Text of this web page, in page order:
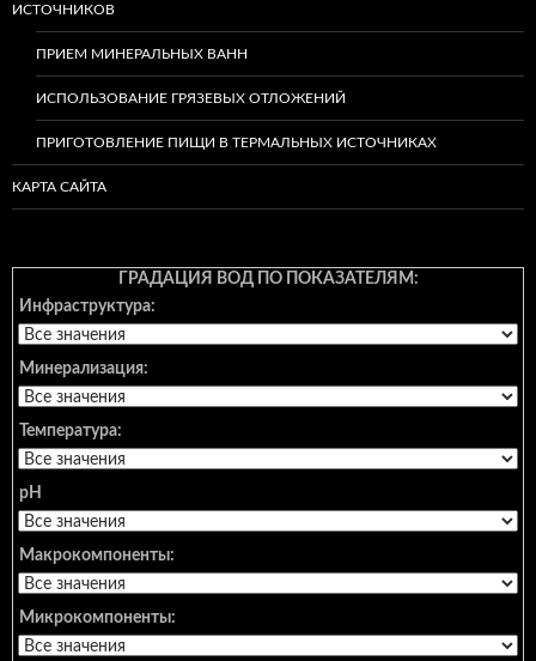
ИСТОЧНИКОВ
ПРИЕМ МИНЕРАЛЬНЫХ ВАНН
ИСПОЛЬЗОВАНИЕ ГРЯЗЕВЫХ ОТЛОЖЕНИЙ
ПРИГОТОВЛЕНИЕ ПИЩИ В ТЕРМАЛЬНЫХ ИСТОЧНИКАХ
КАРТА САЙТА
ГРАДАЦИЯ ВОД ПО ПОКАЗАТЕЛЯМ:
Инфраструктура:
Минерализация:
Температура:
pH
Макрокомпоненты:
Микрокомпоненты: